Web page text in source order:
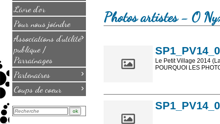
Livre d'or
Pour nous joindre
Associations d'utilité
publique /
Parrainages
›
Partenaires ›
Coups de coeur ›
Photos artistes - O
Le Petit Village 2014
POURQUOI LES